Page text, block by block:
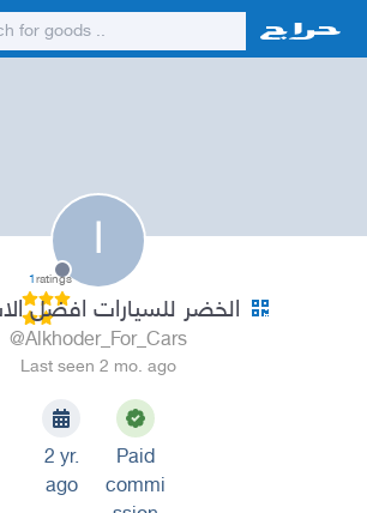
ا
1ratings
الخضر للسيارات افضل
@Alkhoder_For_Cars
Last seen 2 mo. ago
2 yr.
ago
Paid
commi